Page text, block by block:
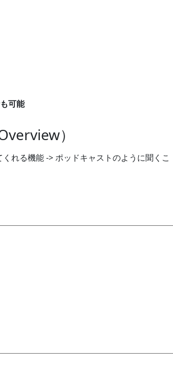
可能
）
れる機能 -> ポッドキャストのように聞くこ